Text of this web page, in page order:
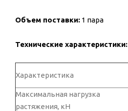
Объем поставки: 1 пара
Технические характеристики:
Характеристика
Максимальная нагрузка
растяжения, кН